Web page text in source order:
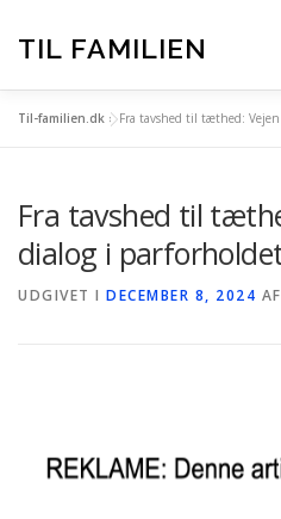
indhold
TIL FAMILIEN
TIL-FAMILIEN.DK – BAG OM
Til-familien.dk »Fra tavshed til tæthed:
Fra tavshed til
dialog i
UDGIVET I DECEMBER 8, 2024 AF